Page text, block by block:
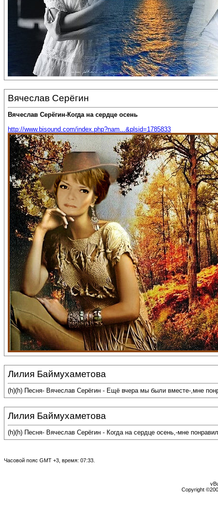
Вячеслав Серёгин
Вячеслав Серёгин-Когда на сердце осень
http://www.bisound.com/index.php?nam...&plsid=1785833
Лилия Баймухаметова
(h)(h) Песня- Вячеслав Серёгин - Ещё вчера мы были вместе-,мне
Лилия Баймухаметова
(h)(h) Песня- Вячеслав Серёгин - Когда на сердце осень,-мне
Часовой пояс GMT +3, время: 07:33
Copyright